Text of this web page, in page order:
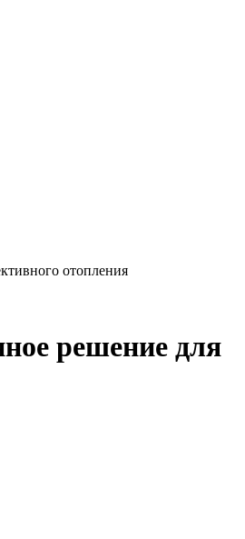
отопления
решение для